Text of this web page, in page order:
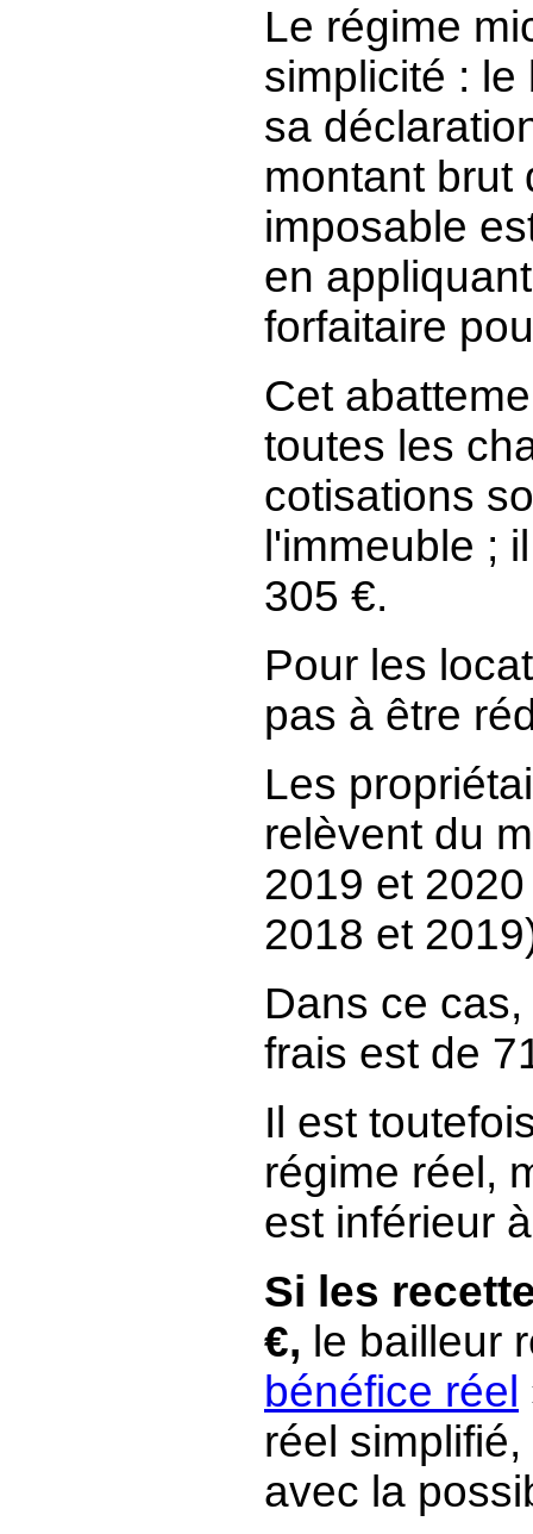
Le régime
simplicité : le
sa
montant brut
imposable
en
forfaitaire
Cet
toutes les
cotisations
l'immeuble ;
305 €.
Pour les
pas à être
Les
relèvent du
2019 et
2018 et
Dans ce
frais est de
Il est
régime réel,
est inférieur
Si les
€, le bailleur
bénéfice réel
réel
avec la